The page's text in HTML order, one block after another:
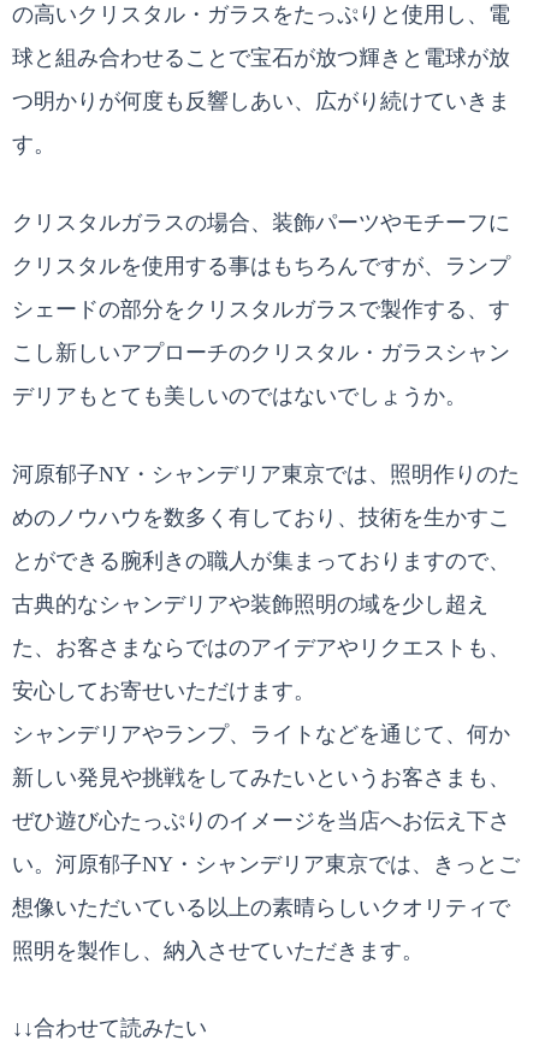
の高いクリスタル・ガラスをたっぷりと使用し、電
球と組み合わせることで宝石が放つ輝きと電球が放
つ明かりが何度も反響しあい、広がり続けていきま
す。
クリスタルガラスの場合、装飾パーツやモチーフに
クリスタルを使用する事はもちろんですが、ランプ
シェードの部分をクリスタルガラスで製作する、す
こし新しいアプローチのクリスタル・ガラスシャン
デリアもとても美しいのではないでしょうか。
河原郁子NY・シャンデリア東京では、照明作りのた
めのノウハウを数多く有しており、技術を生かすこ
とができる腕利きの職人が集まっておりますので、
古典的なシャンデリアや装飾照明の域を少し超え
た、お客さまならではのアイデアやリクエストも、
安心してお寄せいただけます。
シャンデリアやランプ、ライトなどを通じて、何か
新しい発見や挑戦をしてみたいというお客さまも、
ぜひ遊び心たっぷりのイメージを当店へお伝え下さ
い。河原郁子NY・シャンデリア東京では、きっとご
想像いただいている以上の素晴らしいクオリティで
照明を製作し、納入させていただきます。
↓↓合わせて読みたい